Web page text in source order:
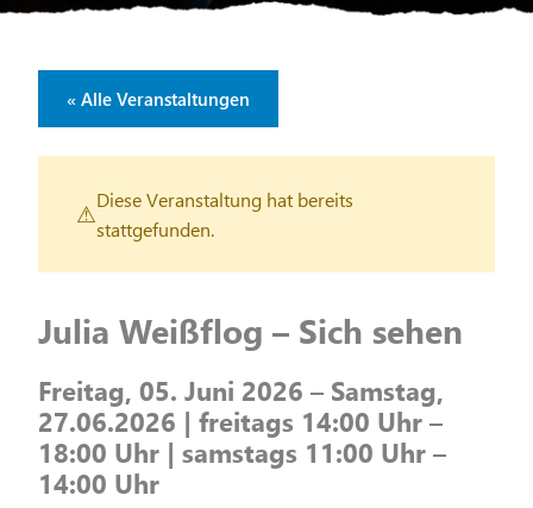
« Alle Veranstaltungen
Diese Veranstaltung hat bereits
stattgefunden.
Julia Weißflog – Sich sehen
Freitag, 05. Juni 2026 – Samstag,
27.06.2026 | freitags 14:00 Uhr –
18:00 Uhr | samstags 11:00 Uhr –
14:00 Uhr